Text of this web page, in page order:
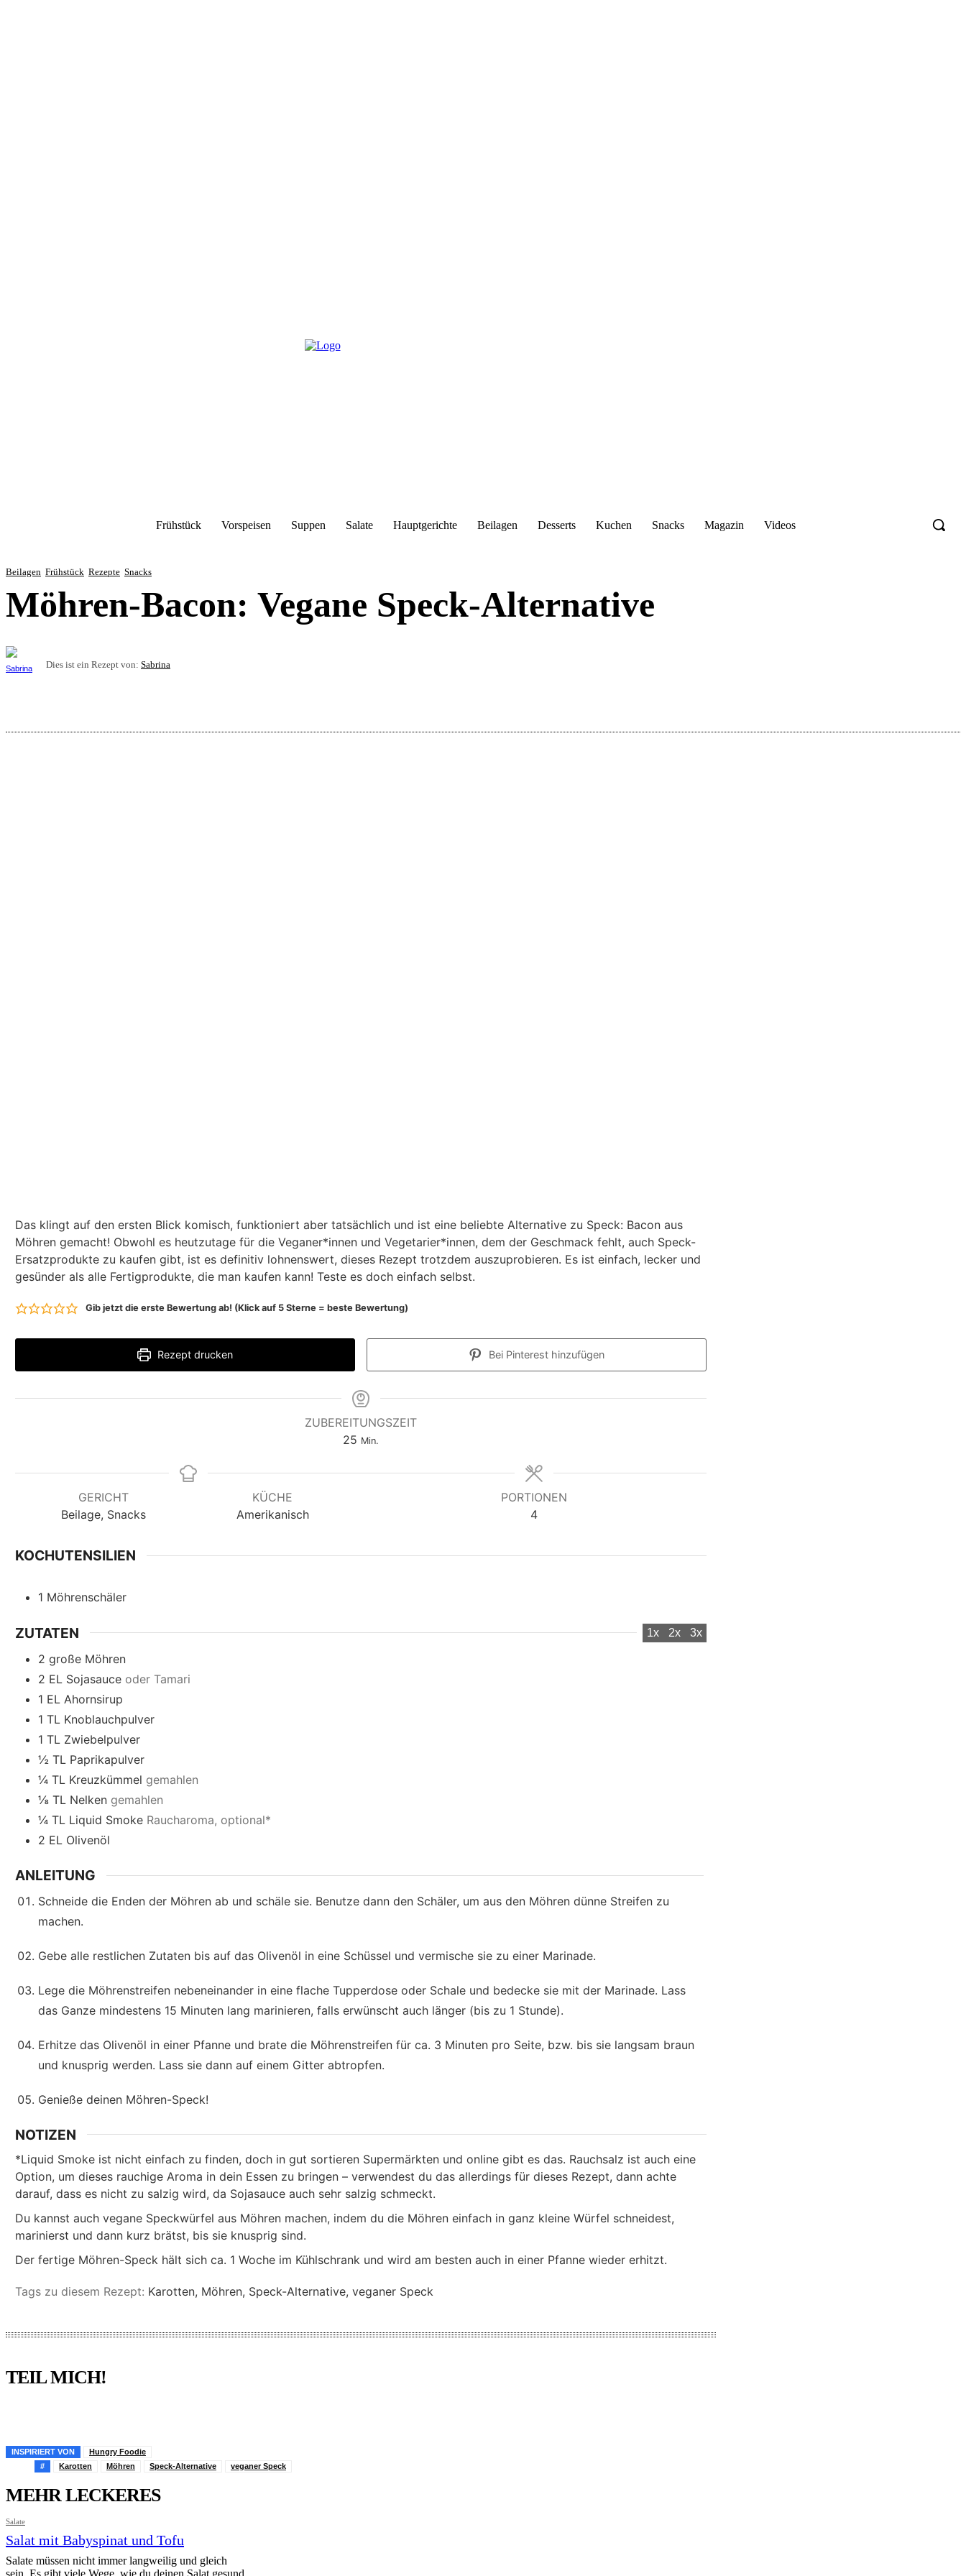
Frühstück Vorspeisen Suppen Salate Hauptgerichte Beilagen Desserts Kuchen Snacks Magazin Videos
Beilagen Frühstück Rezepte Snacks
Möhren-Bacon: Vegane Speck-Alternative
Dies ist ein Rezept von: Sabrina
Das klingt auf den ersten Blick komisch, funktioniert aber tatsächlich und ist eine beliebte Alternative zu Speck: Bacon aus
Möhren gemacht! Obwohl es heutzutage für die Veganer*innen und Vegetarier*innen, dem der Geschmack fehlt, auch Speck-
Ersatzprodukte zu kaufen gibt, ist es definitiv lohnenswert, dieses Rezept trotzdem auszuprobieren. Es ist einfach, lecker und
gesünder als alle Fertigprodukte, die man kaufen kann! Teste es doch einfach selbst.
Gib jetzt die erste Bewertung ab! (Klick auf 5 Sterne = beste Bewertung)
Rezept drucken Bei Pinterest hinzufügen
ZUBEREITUNGSZEIT
25 M
n
Min.
GERICHT
Beilage, Snacks
KÜCHE
Amerikanisch
PORTIONEN
4
KOCHUTENSILIEN
1 Möhrenschäler
ZUTATEN 1x 2x 3x
2 große Möhren
2 EL Sojasauce oder Tamari
1 EL Ahornsirup
1 TL Knoblauchpulver
1 TL Zwiebelpulver
½ TL Paprikapulver
¼ TL Kreuzkümmel gemahlen
⅛ TL Nelken gemahlen
¼ TL Liquid Smoke Raucharoma, optional*
2 EL Olivenöl
ANLEITUNG
Schneide die Enden der Möhren ab und schäle sie. Benutze dann den Schäler, um aus den Möhren dünne Streifen zu
machen.
Gebe alle restlichen Zutaten bis auf das Olivenöl in eine Schüssel und vermische sie zu einer Marinade.
Lege die Möhrenstreifen nebeneinander in eine flache Tupperdose oder Schale und bedecke sie mit der Marinade. Lass
das Ganze mindestens 15 Minuten lang marinieren, falls erwünscht auch länger (bis zu 1 Stunde).
Erhitze das Olivenöl in einer Pfanne und brate die Möhrenstreifen für ca. 3 Minuten pro Seite, bzw. bis sie langsam braun
und knusprig werden. Lass sie dann auf einem Gitter abtropfen.
Genieße deinen Möhren-Speck!
NOTIZEN
*Liquid Smoke ist nicht einfach zu finden, doch in gut sortieren Supermärkten und online gibt es das. Rauchsalz ist auch eine
Option, um dieses rauchige Aroma in dein Essen zu bringen – verwendest du das allerdings für dieses Rezept, dann achte
darauf, dass es nicht zu salzig wird, da Sojasauce auch sehr salzig schmeckt.
Du kannst auch vegane Speckwürfel aus Möhren machen, indem du die Möhren einfach in ganz kleine Würfel schneidest,
marinierst und dann kurz brätst, bis sie knusprig sind.
Der fertige Möhren-Speck hält sich ca. 1 Woche im Kühlschrank und wird am besten auch in einer Pfanne wieder erhitzt.
Tags zu diesem Rezept: Karotten, Möhren, Speck-Alternative, veganer Speck
TEIL MICH!
INSPIRIERT VON
Hungry Foodie
#
Karotten Möhren Speck-Alternative veganer Speck
MEHR LECKERES
Salate
Salat mit Babyspinat und Tofu
Salate müssen nicht immer langweilig und gleich
sein. Es gibt viele Wege, wie du deinen Salat gesund,